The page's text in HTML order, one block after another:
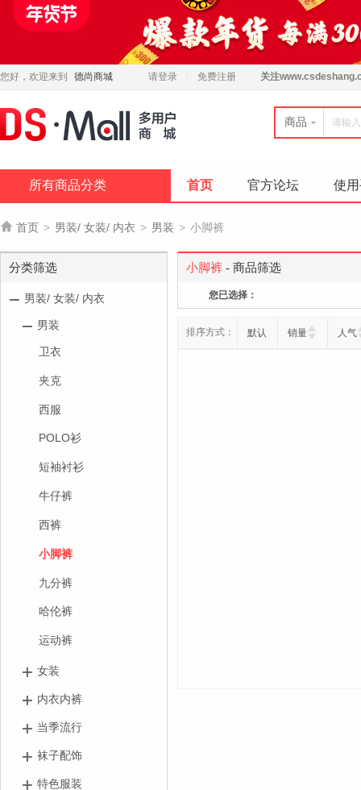
您好，欢迎来到 德尚商城 请登录 免费注册 关注
商品
所有商品分类 首页 官方论坛 使
 首页 > 男装/ 女装/ 内衣 > 男装 > 小脚裤
分类筛选
男装/ 女装/ 内衣
男装
卫衣
夹克
西服
POLO衫
短袖衬衫
牛仔裤
西裤
小脚裤
九分裤
哈伦裤
运动裤
女装
内衣内裤
当季流行
袜子配饰
特色服装
小脚裤 - 商品筛选
您已选择：
排序方式： 默认 销量 人气